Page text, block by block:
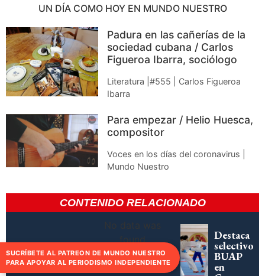
UN DÍA COMO HOY EN MUNDO NUESTRO
Padura en las cañerías de la
sociedad cubana / Carlos
Figueroa Ibarra, sociólogo
Literatura |#555 | Carlos Figueroa
Ibarra
Para empezar / Helio Huesca,
compositor
Voces en los días del coronavirus |
Mundo Nuestro
CONTENIDO RELACIONADO
No data was
found
Destaca
selectivo
BUAP
en
SUCRÍBETE AL PATREON DE MUNDO NUESTRO
PARA APOYAR AL PERIODISMO INDEPENDIENTE